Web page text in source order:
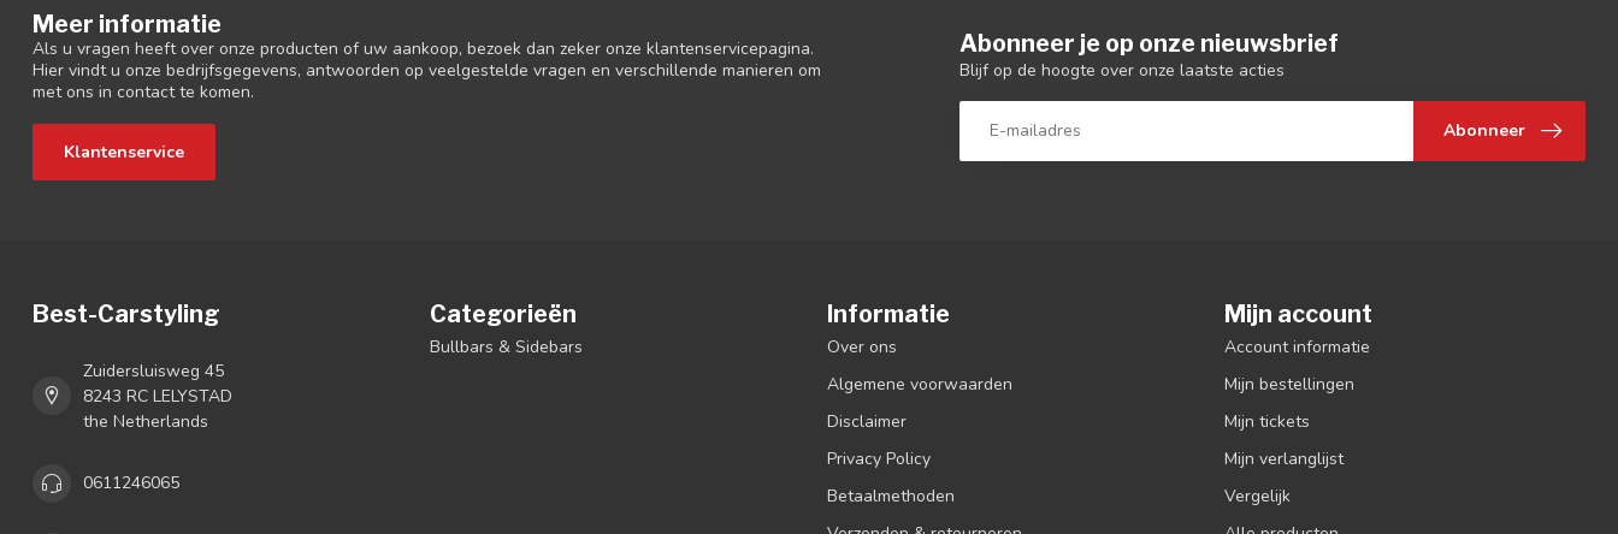
Meer informatie
Als u vragen heeft over onze producten of uw aankoop, bezoek dan zeker onze klantenservicepagina.
Hier vindt u onze bedrijfsgegevens, antwoorden op veelgestelde vragen en verschillende manieren om
met ons in contact te komen.
Klantenservice
Abonneer je op onze nieuwsbrief
Blijf op de hoogte over onze laatste acties
Abonneer
Best-Carstyling
Zuidersluisweg 45
8243 RC LELYSTAD
the Netherlands
0611246065
Categorieën
Bullbars & Sidebars
Informatie
Over ons
Algemene voorwaarden
Disclaimer
Privacy Policy
Betaalmethoden
Mijn account
Account informatie
Mijn bestellingen
Mijn tickets
Mijn verlanglijst
Vergelijk